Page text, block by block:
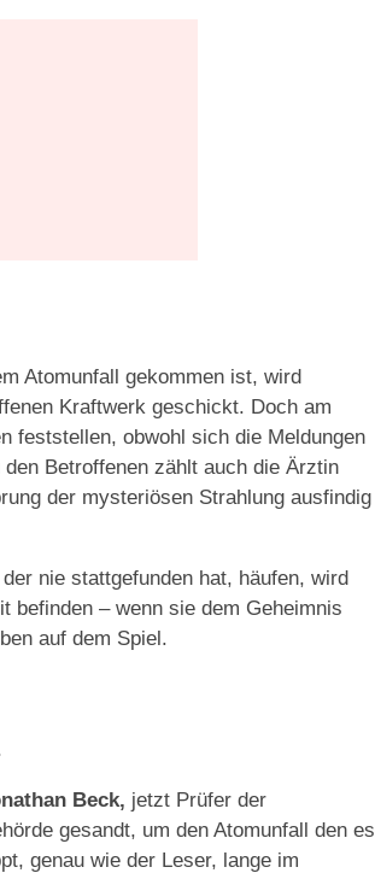
Atomunfall gekommen ist, wird
Kraftwerk geschickt. Doch am
feststellen, obwohl sich die Meldungen
Betroffenen zählt auch die Ärztin
der mysteriösen Strahlung ausfindig
nie stattgefunden hat, häufen, wird
befinden – wenn sie dem Geheimnis
auf dem Spiel.
Beck, jetzt Prüfer der
gesandt, um den Atomunfall den es
genau wie der Leser, lange im